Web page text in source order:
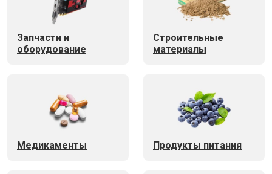
Запчасти и
оборудование
Строительные
материалы
Медикаменты Продукты питания